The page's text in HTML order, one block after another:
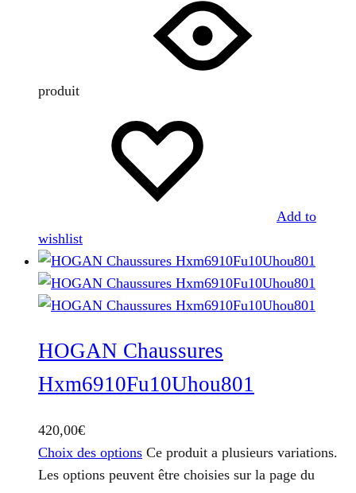
produit
Add to
wishlist
HOGAN Chaussures
Hxm6910Fu10Uhou801
420,00€
Choix des options Ce produit a plusieurs variations.
Les options peuvent être choisies sur la page du